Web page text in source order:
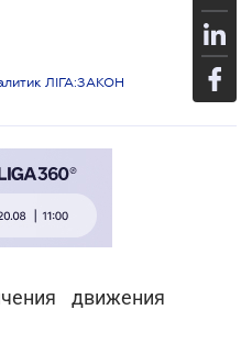
ЛІГА:ЗАКОН
движения